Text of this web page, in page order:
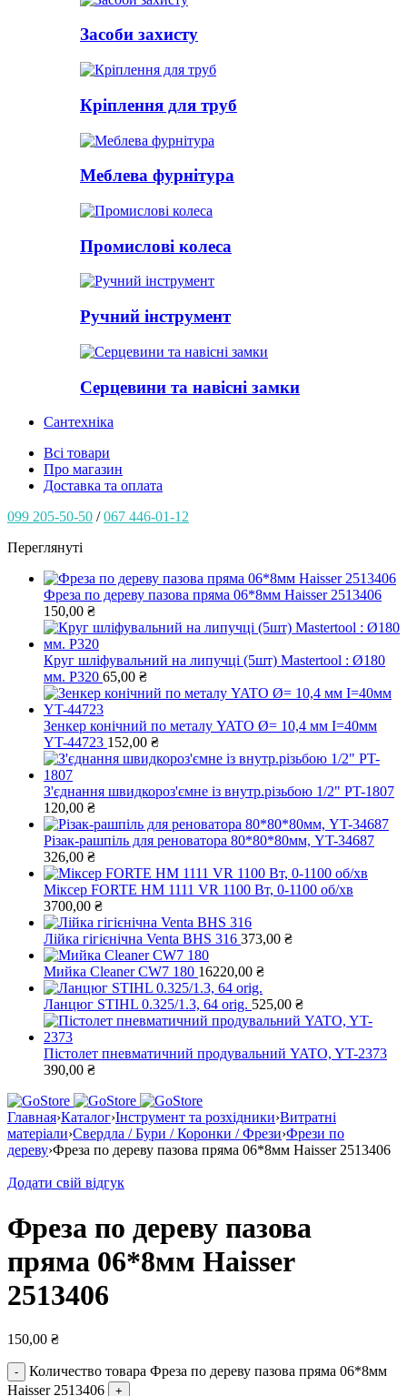
Засоби захисту
Кріплення для труб
Меблева фурнітура
Промислові колеса
Ручний інструмент
Серцевини та навісні замки
Сантехніка
Всі товари
Про магазин
Доставка та оплата
099 205-50-50 /067 446-01-12
Переглянуті
Фреза по дереву пазова пряма 06*8мм Haisser 2513406
150,00 ₴
Круг шліфувальний на липучці (5шт) Mastertool : Ø180
мм. Р320 65,00 ₴
Зенкер конічний по металу YATO Ø= 10,4 мм І=40мм
YT-44723 152,00 ₴
З'єднання швидкороз'ємне із внутр.різьбою 1/2" PT-1807
120,00 ₴
Різак-рашпіль для реноватора 80*80*80мм, YT-34687
326,00 ₴
Міксер FORTE HM 1111 VR 1100 Вт, 0-1100 об/хв
3700,00 ₴
Лійка гігієнічна Venta BHS 316 373,00 ₴
Мийка Cleaner CW7 180 16220,00 ₴
Ланцюг STIHL 0.325/1.3, 64 orig. 525,00 ₴
Пістолет пневматичний продувальний YATO, YT-2373
390,00 ₴
Главная›Каталог›Інструмент та розхідники›Витратні
матеріали›Свердла / Бури / Коронки / Фрези›Фрези по
дереву›Фреза по дереву пазова пряма 06*8мм Haisser 2513406
Додати свій відгук
Фреза по дереву пазова
пряма 06*8мм Haisser
2513406
150,00 ₴
Количество товара Фреза по дереву пазова пряма 06*8мм
Haisser 2513406